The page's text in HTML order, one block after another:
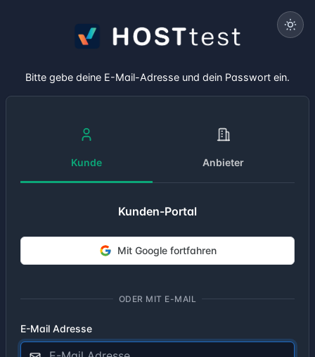
Bitte gebe deine E-Mail-Adresse und dein Passwort ein.
Kunde Anbieter
Kunden-Portal
Mit Google fortfahren
ODER MIT E-MAIL
E-Mail Adresse